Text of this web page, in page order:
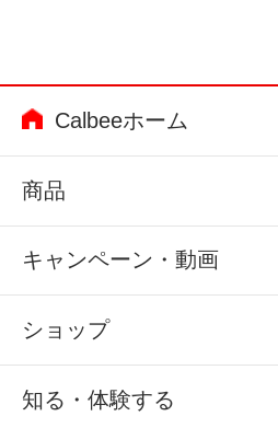
Calbeeホーム
商品
キャンペーン・動画
ショップ
知る・体験する